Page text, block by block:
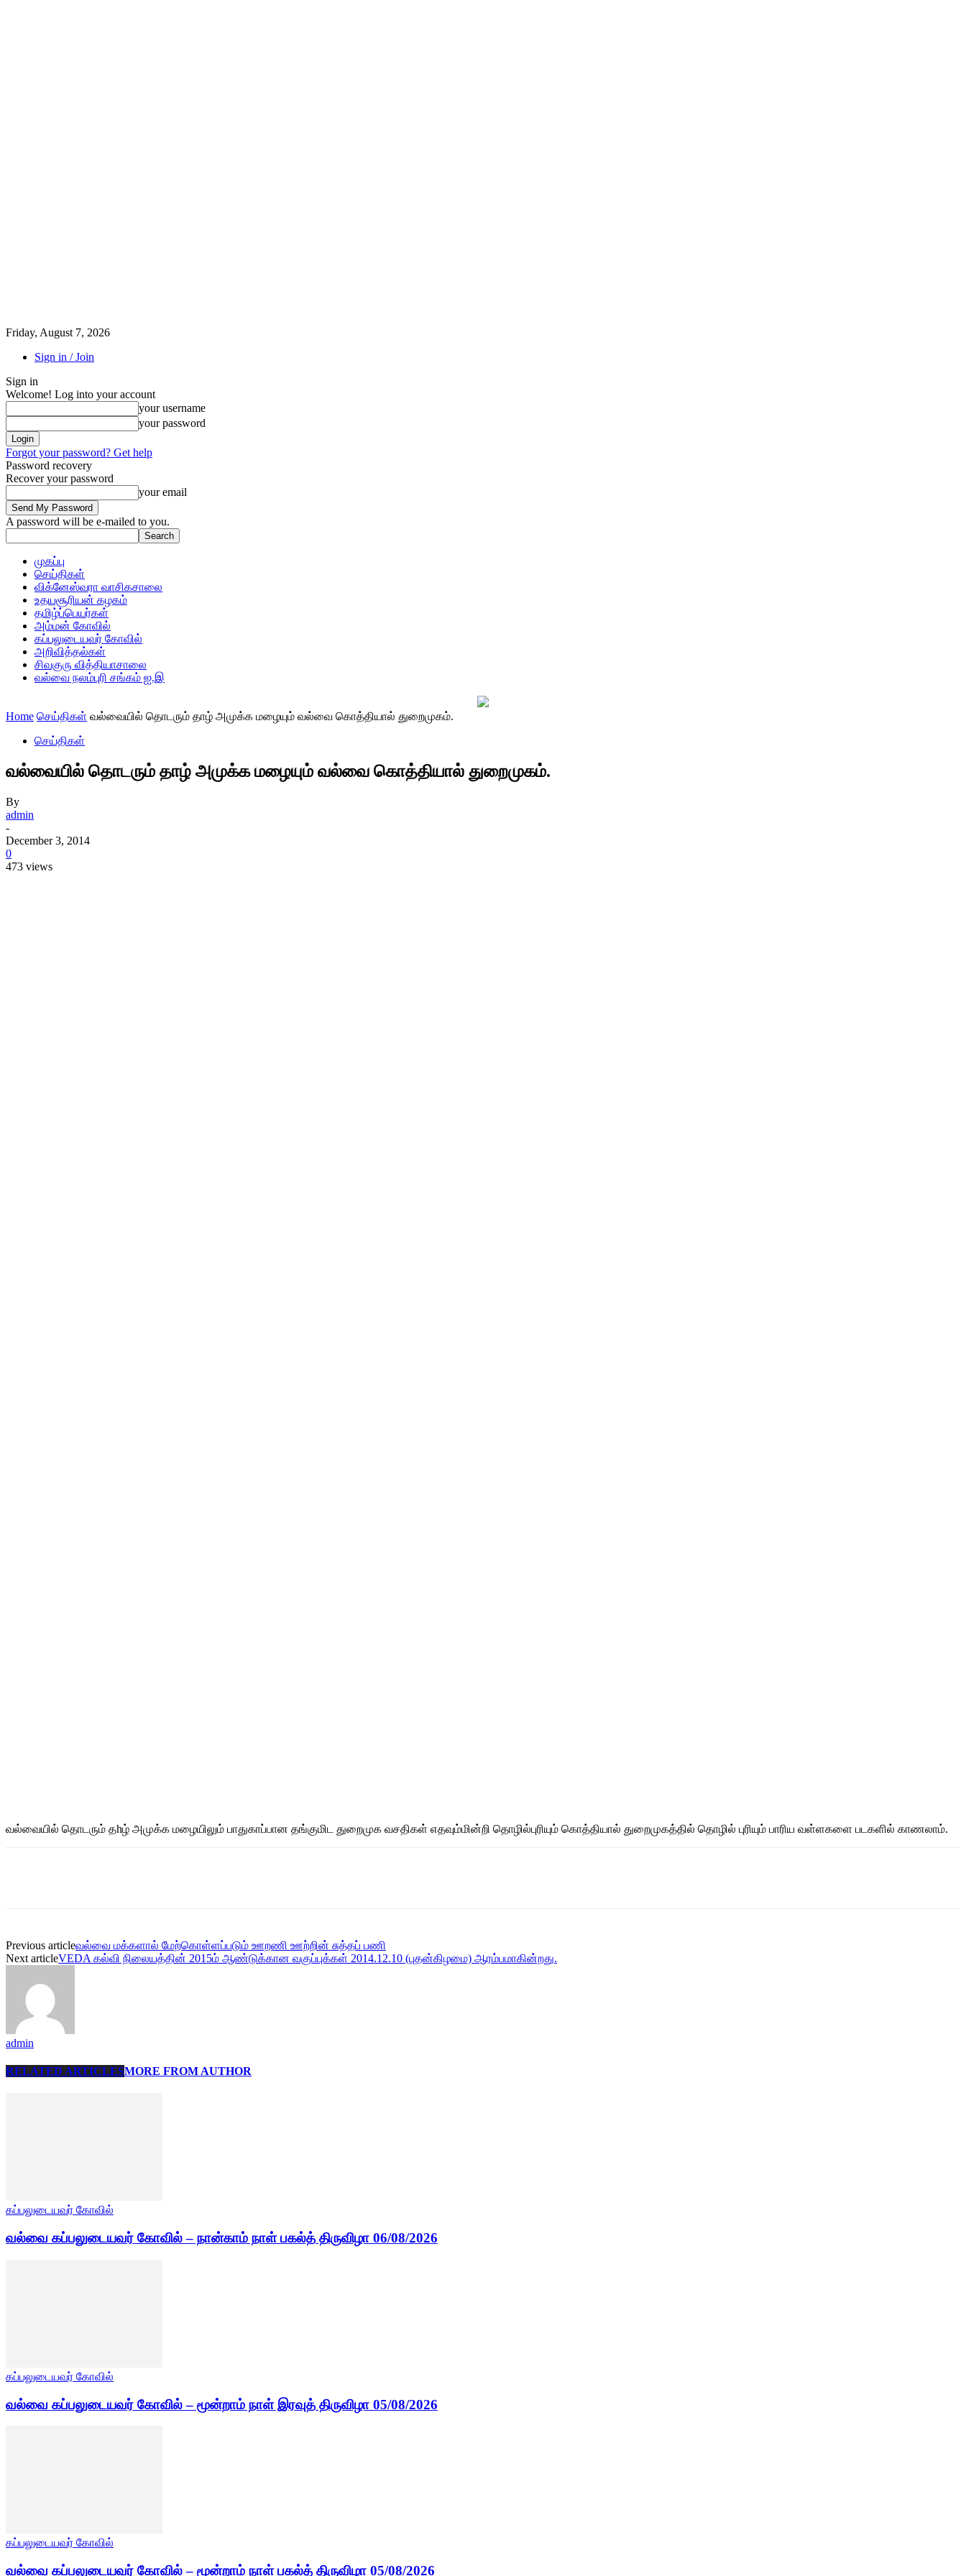
Friday, August 7, 2026
Sign in / Join
Sign in
Welcome! Log into your account
your username
your password
Forgot your password? Get help
Password recovery
Recover your password
your email
A password will be e-mailed to you.
முகப்பு
செய்திகள்
விக்னேஸ்வரா வாசிகசாலை
உதயசூரியன் கழகம்
தமிழ்ப்பெயர்கள்
அம்மன் கோவில்
கப்பலுடையவர் கோவில்
அறிவித்தல்கள்
சிவகுரு வித்தியாசாலை
வல்வை நலம்புரி சங்கம் ஐ.இ
Home செய்திகள் வல்வையில் தொடரும் தாழ் அமுக்க மழையும் வல்வை கொத்தியால் துறைமுகம்.
செய்திகள்
வல்வையில் தொடரும் தாழ் அமுக்க மழையும் வல்வை கொத்தியால் துறைமுகம்.
By
admin
-
December 3, 2014
0
473 views
வல்வையில் தொடரும் தhழ் அமுக்க மழையிலும் பாதுகாப்பான தங்குமிட துறைமுக வசதிகள் எதவும்மின்றி தொழில்புரியும் கொத்தியால் துறைமுகத்தில் தொழில் புரியும் பாரிய வள்ளகளை படகளில் காணலாம்.
Previous articleவல்வை மக்களால் மேற்கொள்ளப்படும் ஊறணி ஊற்றின் சுத்தப் பணி
Next articleVEDA கல்வி நிலையத்தின் 2015ம் ஆண்டுக்கான வகுப்புக்கள் 2014.12.10 (புதன்கிழமை) ஆரம்பமாகின்றது.
admin
RELATED ARTICLESMORE FROM AUTHOR
கப்பலுடையவர் கோவில்
வல்வை கப்பலுடையவர் கோவில் – நான்காம் நாள் பகல்த் திருவிழா 06/08/2026
கப்பலுடையவர் கோவில்
வல்வை கப்பலுடையவர் கோவில் – மூன்றாம் நாள் இரவுத் திருவிழா 05/08/2026
கப்பலுடையவர் கோவில்
வல்வை கப்பலுடையவர் கோவில் – மூன்றாம் நாள் பகல்த் திருவிழா 05/08/2026